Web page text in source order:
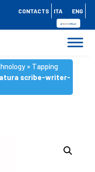
CONTACTS ITA ENG
» Tapping
scribe-writer-